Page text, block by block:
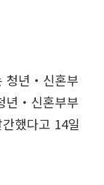
청년‧신혼부
년‧신혼부부
했다고 14일